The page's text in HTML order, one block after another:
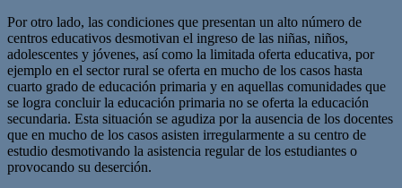
Por otro lado, las condiciones que presentan un alto número de
centros educativos desmotivan el ingreso de las niñas, niños,
adolescentes y jóvenes, así como la limitada oferta educativa, por
ejemplo en el sector rural se oferta en mucho de los casos hasta
cuarto grado de educación primaria y en aquellas comunidades que
se logra concluir la educación primaria no se oferta la educación
secundaria. Esta situación se agudiza por la ausencia de los docentes
que en mucho de los casos asisten irregularmente a su centro de
estudio desmotivando la asistencia regular de los estudiantes o
provocando su deserción.